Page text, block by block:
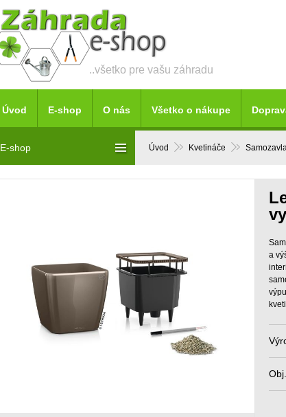
..všetko pre vašu záhradu
Úvod Kvetináče
a
E-shop
Úvod E-shop O nás Všetko o nákupe